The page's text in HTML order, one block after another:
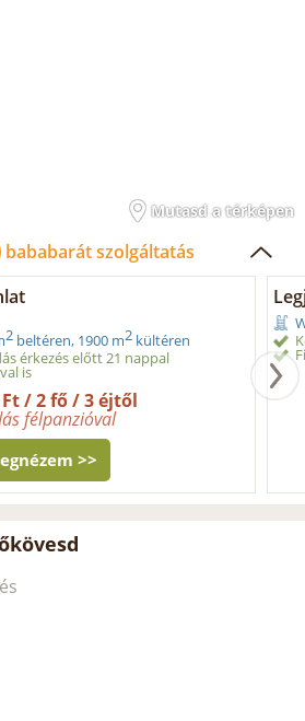
Mutasd a térképen
bababarát szolgáltatás
2 beltéren, 1900 m2 kültéren
érkezés előtt 21 nappal
is
Ft / 2 fő / 3 éjtől
félpanzióval
>>